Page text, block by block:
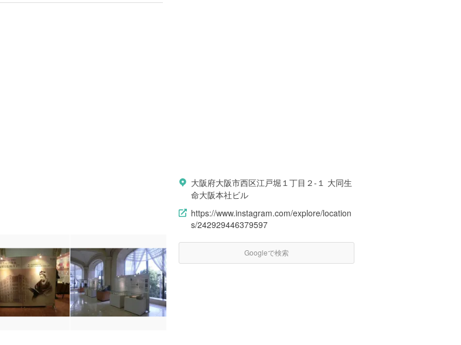
大阪府大阪市西区江戸堀１丁目２-１ 大同生
命大阪本社ビル
https://www.instagram.com/explore/location
s/242929446379597
Googleで検索